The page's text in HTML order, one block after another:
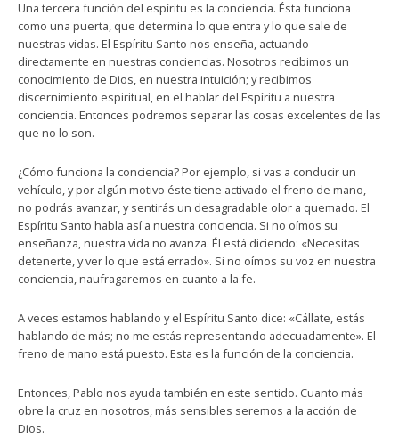
Una tercera función del espíritu es la conciencia. Ésta funciona
como una puerta, que determina lo que entra y lo que sale de
nuestras vidas. El Espíritu Santo nos enseña, actuando
directamente en nuestras conciencias. Nosotros recibimos un
conocimiento de Dios, en nuestra intuición; y recibimos
discernimiento espiritual, en el hablar del Espíritu a nuestra
conciencia. Entonces podremos separar las cosas excelentes de las
que no lo son.
¿Cómo funciona la conciencia? Por ejemplo, si vas a conducir un
vehículo, y por algún motivo éste tiene activado el freno de mano,
no podrás avanzar, y sentirás un desagradable olor a quemado. El
Espíritu Santo habla así a nuestra conciencia. Si no oímos su
enseñanza, nuestra vida no avanza. Él está diciendo: «Necesitas
detenerte, y ver lo que está errado». Si no oímos su voz en nuestra
conciencia, naufragaremos en cuanto a la fe.
A veces estamos hablando y el Espíritu Santo dice: «Cállate, estás
hablando de más; no me estás representando adecuadamente». El
freno de mano está puesto. Esta es la función de la conciencia.
Entonces, Pablo nos ayuda también en este sentido. Cuanto más
obre la cruz en nosotros, más sensibles seremos a la acción de
Dios.